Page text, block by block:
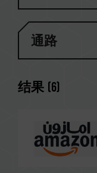
通路
结果 (6)